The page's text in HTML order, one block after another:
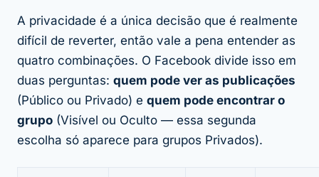
A privacidade é a única decisão que é realmente
difícil de reverter, então vale a pena entender as
quatro combinações. O Facebook divide isso em
duas perguntas: quem pode ver as publicações
(Público ou Privado) e quem pode encontrar o
grupo (Visível ou Oculto — essa segunda
escolha só aparece para grupos Privados).